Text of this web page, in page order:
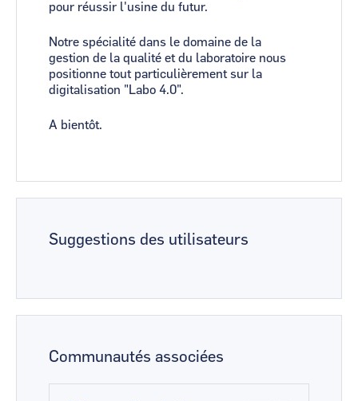
pour réussir l'usine du futur.
Notre spécialité dans le domaine de la
gestion de la qualité et du laboratoire nous
positionne tout particulièrement sur la
digitalisation "Labo 4.0".
A bientôt.
Suggestions des utilisateurs
Communautés associées